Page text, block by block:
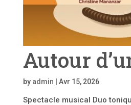
Autour
by admin Avr 15, 2026
Spectacle musical Duo